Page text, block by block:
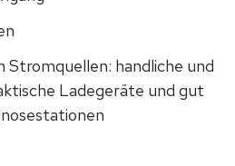
Stromquellen: handliche und
Ladegeräte und gut